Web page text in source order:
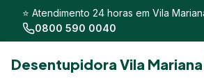
⭐ Atendimento 24 horas em Vila
0800 590 0040
Desentupidora Vila Mariana